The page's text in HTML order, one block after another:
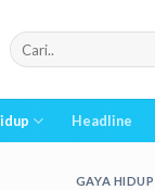
Headline
GAYA HIDUP